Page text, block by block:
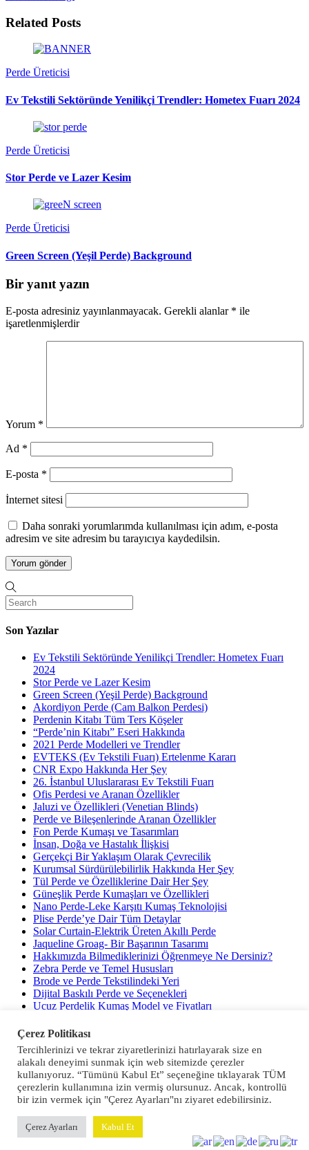
Related Posts
Perde Üreticisi
Ev Tekstili Sektöründe Yenilikçi Trendler: Hometex Fuarı 2024
Perde Üreticisi
Stor Perde ve Lazer Kesim
Perde Üreticisi
Green Screen (Yeşil Perde) Background
Bir yanıt yazın
E-posta adresiniz yayınlanmayacak. Gerekli alanlar * ile
işaretlenmişlerdir
Yorum *
Ad *
E-posta *
İnternet sitesi
Daha sonraki yorumlarımda kullanılması için adım, e-posta
adresim ve site adresim bu tarayıcıya kaydedilsin.
Son Yazılar
Ev Tekstili Sektöründe Yenilikçi Trendler: Hometex Fuarı
2024
Stor Perde ve Lazer Kesim
Green Screen (Yeşil Perde) Background
Akordiyon Perde (Cam Balkon Perdesi)
Perdenin Kitabı Tüm Ters Köşeler
“Perde’nin Kitabı” Eseri Hakkında
2021 Perde Modelleri ve Trendler
EVTEKS (Ev Tekstili Fuarı) Ertelenme Kararı
CNR Expo Hakkında Her Şey
26. İstanbul Uluslararası Ev Tekstili Fuarı
Ofis Perdesi ve Aranan Özellikler
Jaluzi ve Özellikleri (Venetian Blinds)
Perde ve Bileşenlerinde Aranan Özellikler
Fon Perde Kumaşı ve Tasarımları
İnsan, Doğa ve Hastalık İlişkisi
Gerçekçi Bir Yaklaşım Olarak Çevrecilik
Kurumsal Sürdürülebilirlik Hakkında Her Şey
Tül Perde ve Özelliklerine Dair Her Şey
Güneşlik Perde Kumaşları ve Özellikleri
Nano Perde-Leke Karşıtı Kumaş Teknolojisi
Plise Perde’ye Dair Tüm Detaylar
Solar Curtain-Elektrik Üreten Akıllı Perde
Jaqueline Groag- Bir Başarının Tasarımı
Hakkımızda Bilmediklerinizi Öğrenmeye Ne Dersiniz?
Zebra Perde ve Temel Hususları
Brode ve Perde Tekstilindeki Yeri
Dijital Baskılı Perde ve Seçenekleri
Ucuz Perdelik Kumaş Model ve Fiyatları
Işığı Yöneten Perde Modeli Tasarımı
Son yorumlar
26. İstanbul Uluslararası Ev Tekstili Fuarı içinEVTEKS (Ev
Tekstili Fuarı) Ertelenme Kararı - Gernaz Tekstil
Fuarı) Ertelenme Kararı - Gernaz Tekstil
Çerez Politikası
Tercihlerinizi ve tekrar ziyaretlerinizi hatırlayarak size en
alakalı deneyimi sunmak için web sitemizde çerezler
kullanıyoruz. “Tümünü Kabul Et” seçeneğine tıklayarak TÜM
çerezlerin kullanımına izin vermiş olursunuz. Ancak, kontrollü
bir izin vermek için "Çerez Ayarları"nı ziyaret edebilirsiniz.
Çerez Ayarları Kabul Et